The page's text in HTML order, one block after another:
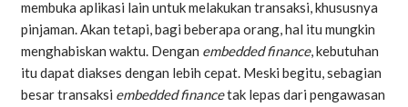
membuka aplikasi lain untuk melakukan transaksi, khususnya
pinjaman. Akan tetapi, bagi beberapa orang, hal itu mungkin
menghabiskan waktu. Dengan embedded finance, kebutuhan
itu dapat diakses dengan lebih cepat. Meski begitu, sebagian
besar transaksi embedded financetak lepas dari pengawasan